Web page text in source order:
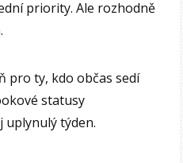
priority. Ale rozhodně
pro ty, kdo občas sedí
statusy
uplynulý týden.